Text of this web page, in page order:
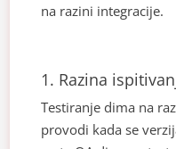
na razini integracije.
1. Razina
Testiranje dima na
provodi kada se